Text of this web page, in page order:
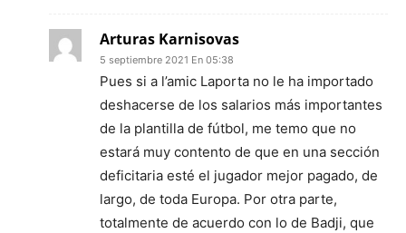
Arturas Karnisovas
5 septiembre 2021 En 05:38
Pues si a l’amic Laporta no le ha importado
deshacerse de los salarios más importantes
de la plantilla de fútbol, me temo que no
estará muy contento de que en una sección
deficitaria esté el jugador mejor pagado, de
largo, de toda Europa. Por otra parte,
totalmente de acuerdo con lo de Badji, que